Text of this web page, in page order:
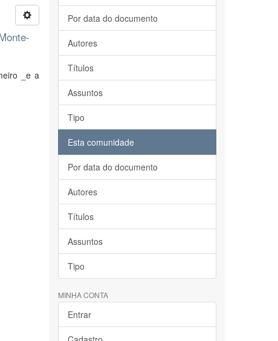
_e a
Por data do documento
Autores
Títulos
Assuntos
Tipo
Esta comunidade
Por data do documento
Autores
Títulos
Assuntos
Tipo
MINHA CONTA
Entrar